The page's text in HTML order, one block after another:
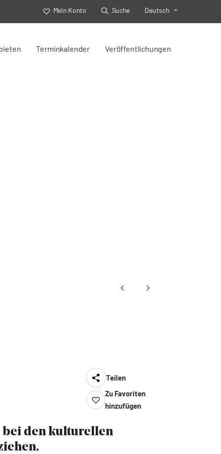
Mein Konto Suche Toggle Select
Deutsch
Terminkalender Veröffentlichungen
Teilen
Zu Favoriten
hinzufügen
bei den kulturellen